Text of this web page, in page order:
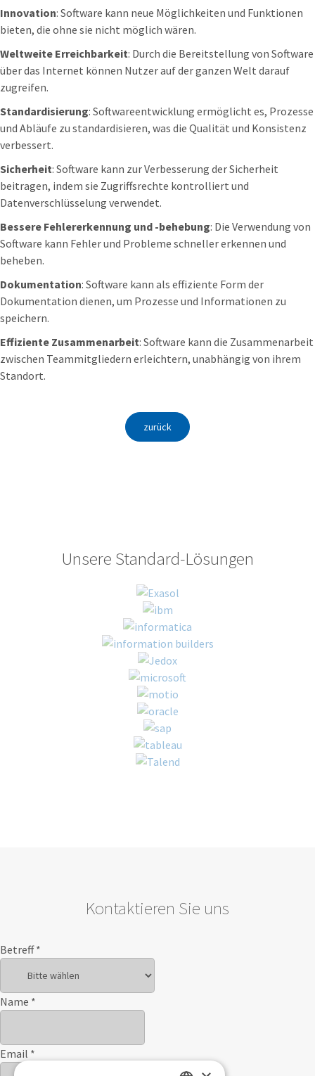
Innovation: Software kann neue Möglichkeiten und Funktionen
bieten, die ohne sie nicht möglich wären.
Weltweite Erreichbarkeit: Durch die Bereitstellung von Software
über das Internet können Nutzer auf der ganzen Welt darauf
zugreifen.
Standardisierung: Softwareentwicklung ermöglicht es, Prozesse
und Abläufe zu standardisieren, was die Qualität und Konsistenz
verbessert.
Sicherheit: Software kann zur Verbesserung der Sicherheit
beitragen, indem sie Zugriffsrechte kontrolliert und
Datenverschlüsselung verwendet.
Bessere Fehlererkennung und -behebung: Die Verwendung von
Software kann Fehler und Probleme schneller erkennen und
beheben.
Dokumentation: Software kann als effiziente Form der
Dokumentation dienen, um Prozesse und Informationen zu
speichern.
Effiziente Zusammenarbeit: Software kann die Zusammenarbeit
zwischen Teammitgliedern erleichtern, unabhängig von ihrem
Standort.
zurück
Unsere Standard-Lösungen
Kontaktieren Sie uns
Betreff*
Name *
Email *